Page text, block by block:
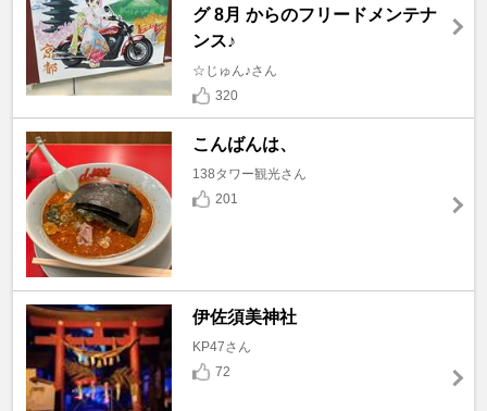
グ 8月 からのフリードメンテナ
ンス♪
☆じゅん♪さん
320
こんばんは、
138タワー観光さん
201
伊佐須美神社
KP47さん
72